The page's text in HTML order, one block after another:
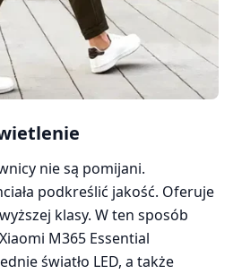
nie są pomijani.
podkreślić jakość. Oferuje
klasy. W ten sposób
M365 Essential
światło LED, a także